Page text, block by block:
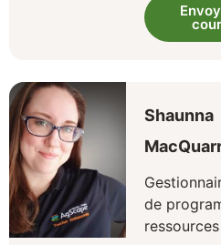
Shaunna
de
ressources